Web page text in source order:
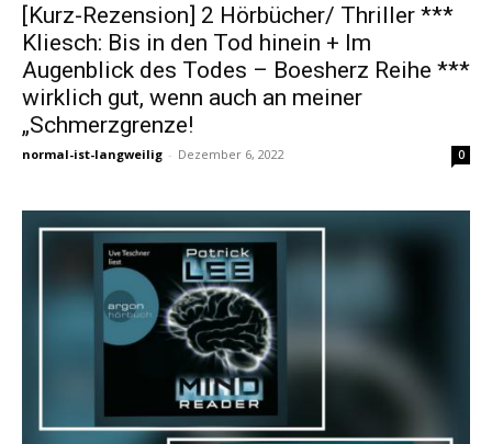
[Kurz-Rezension] 2 Hörbücher/ Thriller ***
Kliesch: Bis in den Tod hinein + Im
Augenblick des Todes – Boesherz Reihe ***
wirklich gut, wenn auch an meiner
„Schmerzgrenze!
normal-ist-langweilig - Dezember 6, 2022 0